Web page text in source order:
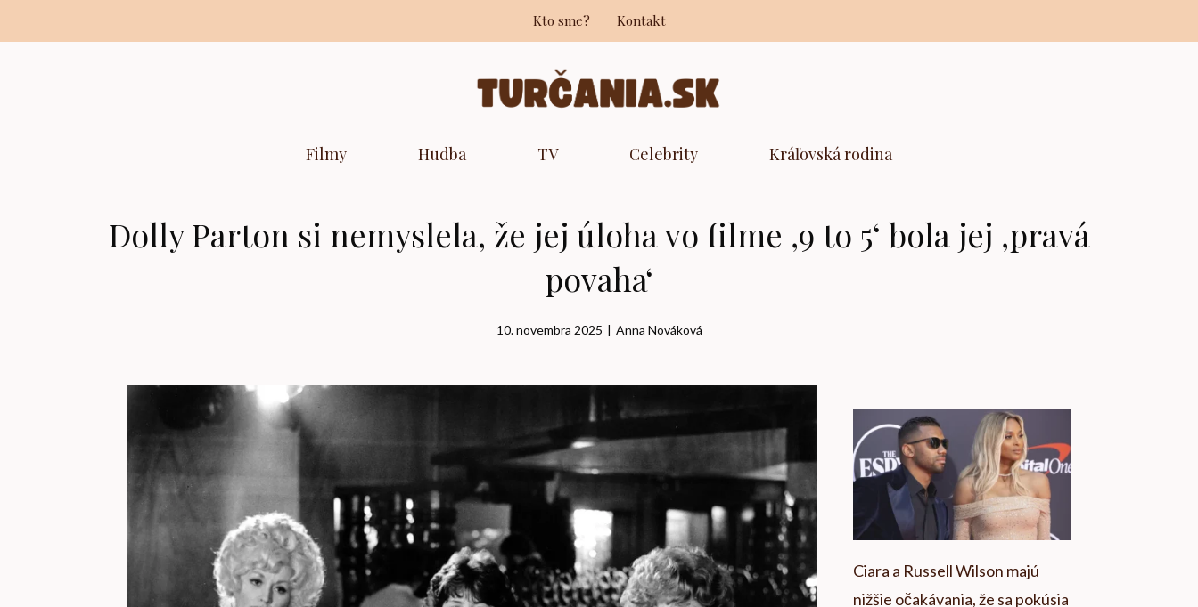
na
Kto sme? Kontakt
Filmy Hudba TV Celebrity Kráľovská rodina
Dolly Parton si nemyslela, že jej úloha vo filme ‚9 to 5‘ bola jej ‚pravá
povaha‘
10. novembra 2025 | Anna Nováková
Ciara a Russell Wilson majú
nižšie očakávania, že sa pokúsia